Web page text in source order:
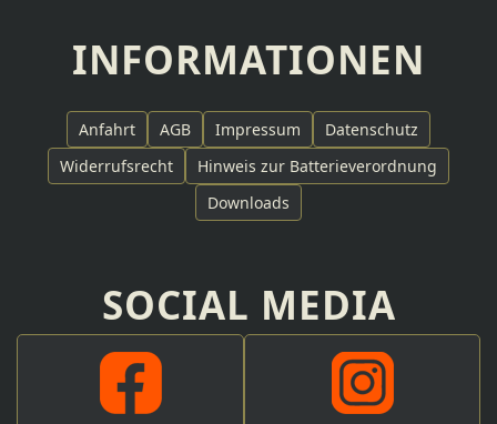
INFORMATIONEN
Anfahrt AGB Impressum
Datenschutz
Widerrufsrecht
Hinweis zur Batterieverordnung
Downloads
SOCIAL MEDIA